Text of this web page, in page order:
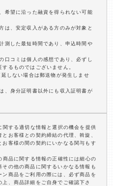
希望に沿った融資を得られない可能
は、安定収入がある方のみが対象と
測した最短時間であり、申込時間や
口コミは個人の感想であり、必ずし
るものではございません。
しない場合は郵送物が発生しませ
、身分証明書以外にも収入証明書が
する適切な情報と選択の機会を提供
お客様との契約締結の代理、斡旋、
客様の間の契約にいかなる関与もす
品に関する情報の正確性には細心の
の他の商品に関するいかなる情報も
商品をご利用の際には、必ず商品を
、商品詳細をご自身でご確認下さ